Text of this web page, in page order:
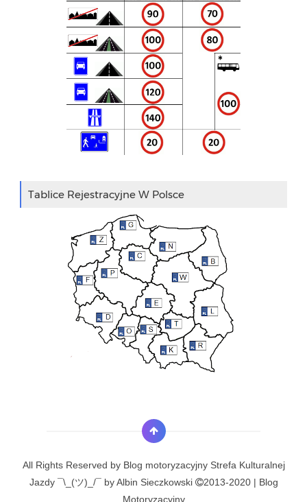
Tablice Rejestracyjne W Polsce
All Rights Reserved by Blog motoryzacyjny Strefa Kulturalnej
Jazdy ¯\_(ツ)_/¯ by Albin Sieczkowski
2013-2020 | Blog
Motoryzacyjny